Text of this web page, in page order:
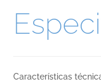
Características